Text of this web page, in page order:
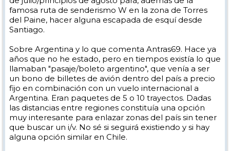
famosa ruta de senderismo W en la zona de Torres
del Paine, hacer alguna escapada de esquí desde
Santiago.
Sobre Argentina y lo que comenta Antras69. Hace ya
años que no he estado, pero en tiempos existía lo que
llamaban "pasaje/boleto argentino", que venía a ser
un bono de billetes de avión dentro del país a precio
fijo en combinación con un vuelo internacional a
Argentina. Eran paquetes de 5 o 10 trayectos. Dadas
las distancias entre regiones constituía una opción
muy interesante para enlazar zonas del país sin tener
que buscar un i/v. No sé si seguirá existiendo y si hay
alguna opción similar en Chile.